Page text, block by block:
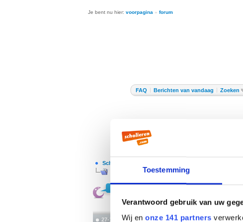
Toestemming
Verantwoord gebruik van uw
Wij en onze 141 partners
Je bent nu hier: voorpagina » forum
FAQ Berichten van vandaag Zoeken
Scholieren.com forum
Hulp met deze woordpuzzel?
27-12-2024, 15:39